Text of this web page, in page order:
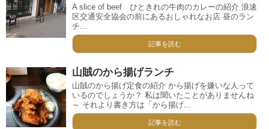
A slice of beef ひときれの牛肉のカレーの紹介 浪速
区交通安全協会の前にあるおしゃれなお店 昼のラン
チ...
記事を読む
山賊のから揚げランチ
山賊のから揚げ定食の紹介 から揚げを嫌いな人って
いるのでしょうか？ 私は聞いたことがありませんね
～ それより書き方は「から揚げ...
記事を読む